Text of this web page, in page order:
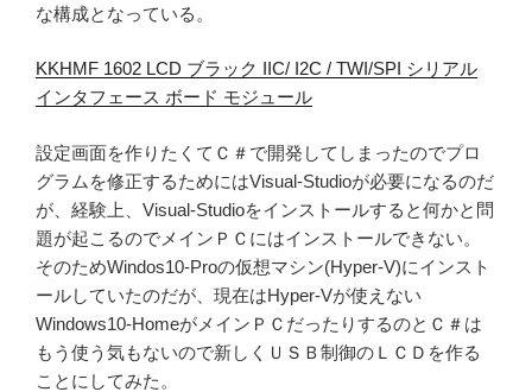
な構成となっている。
KKHMF 1602 LCD ブラック IIC/ I2C / TWI/SPI シリアル
インタフェース ボード モジュール
設定画面を作りたくてＣ＃で開発してしまったのでプロ
グラムを修正するためにはVisual-Studioが必要になるのだ
が、経験上、Visual-Studioをインストールすると何かと問
題が起こるのでメインＰＣにはインストールできない。
そのためWindos10-Proの仮想マシン(Hyper-V)にインスト
ールしていたのだが、現在はHyper-Vが使えない
Windows10-HomeがメインＰＣだったりするのとＣ＃は
もう使う気もないので新しくＵＳＢ制御のＬＣＤを作る
ことにしてみた。